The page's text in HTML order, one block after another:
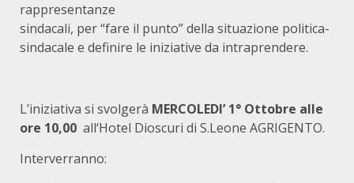
rappresentanze
sindacali, per “fare il punto” della situazione politica-
sindacale e definire le iniziative da intraprendere.
L’iniziativa si svolgerà MERCOLEDI’ 1° Ottobre alle
ore 10,00 all‘Hotel Dioscuri di S.Leone AGRIGENTO.
Interverranno: